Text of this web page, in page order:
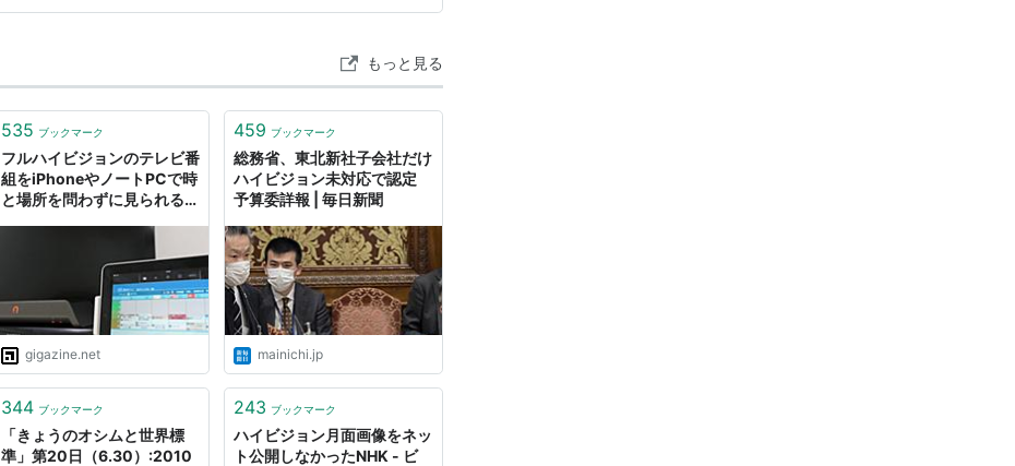
もっと見る
535 ブックマーク
フルハイビジョンのテレビ番
組をiPhoneやノートPCで時
と場所を問わずに見られる
gigazine.net
459 ブックマーク
総務省、東北新社子会社だけ
ハイビジョン未対応で認定
予算委詳報 | 毎日新聞
mainichi.jp
344 ブックマーク
「きょうのオシムと世界標
準」第20日（6.30）:2010
243 ブックマーク
ハイビジョン月面画像をネッ
ト公開しなかったNHK - ビ